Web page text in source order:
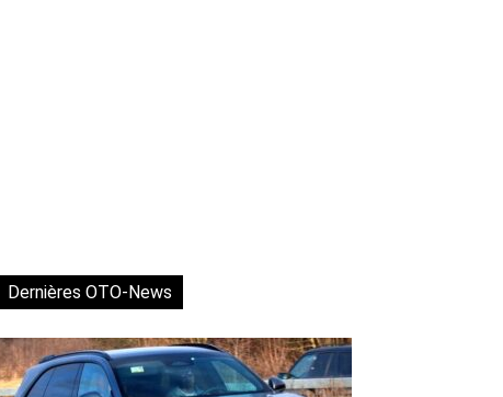
Dernières OTO-News